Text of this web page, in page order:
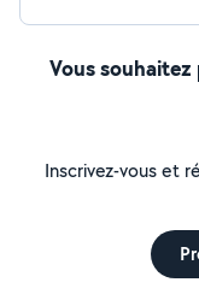
Vous
Inscrivez-vous et